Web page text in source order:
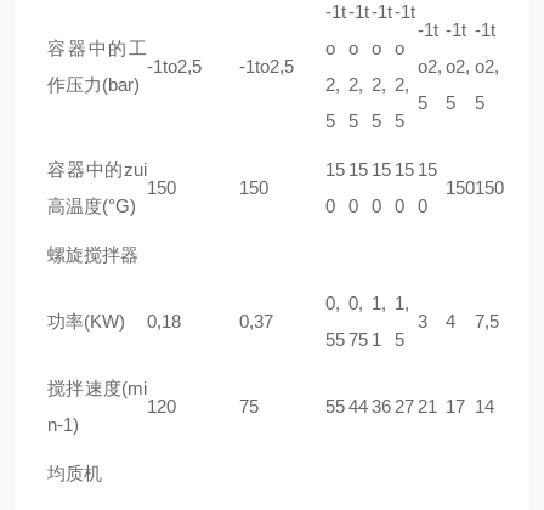
容器中的工
作压力(bar)
-1to2,5 -1to2,5
-1t
o
2,
5
-1t
o
2,
5
-1t
o
2,
5
-1t
o
2,
5
-1t
o2,
5
-1t
o2,
5
-1t
o2,
5
容器中的zui
高温度(°G)
150 150
15
0
15
0
15
0
15
0
15
0
150150
螺旋搅拌器
功率(KW) 0,18 0,37
0,
55
0,
75
1,
1
1,
5
3 4 7,5
搅拌速度(mi
n-1)
120 75 554436 27 21 17 14
均质机